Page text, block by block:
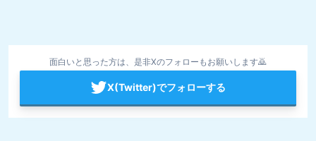
面白いと思った方は、是非Xのフォローもお願いします🙇
X(Twitter)でフォローする